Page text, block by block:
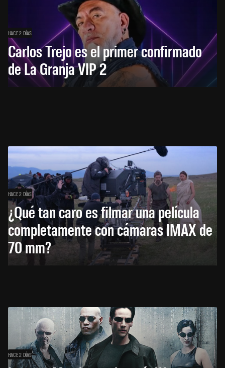
HACE 2 DÍAS
Carlos Trejo es el primer confirmado
de La Granja VIP 2
HACE 2 DÍAS
¿Qué tan caro es filmar una película
completamente con cámaras IMAX de
70 mm?
HACE 2 DÍAS